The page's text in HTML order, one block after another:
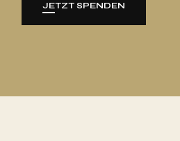
JETZT SPENDEN